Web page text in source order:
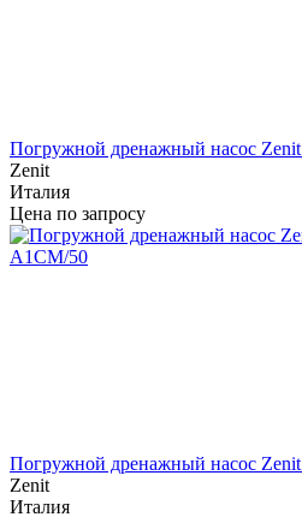
Погружной дренажный насос
Zenit
Италия
Цена по запросу
Погружной дренажный насос
Zenit
Италия